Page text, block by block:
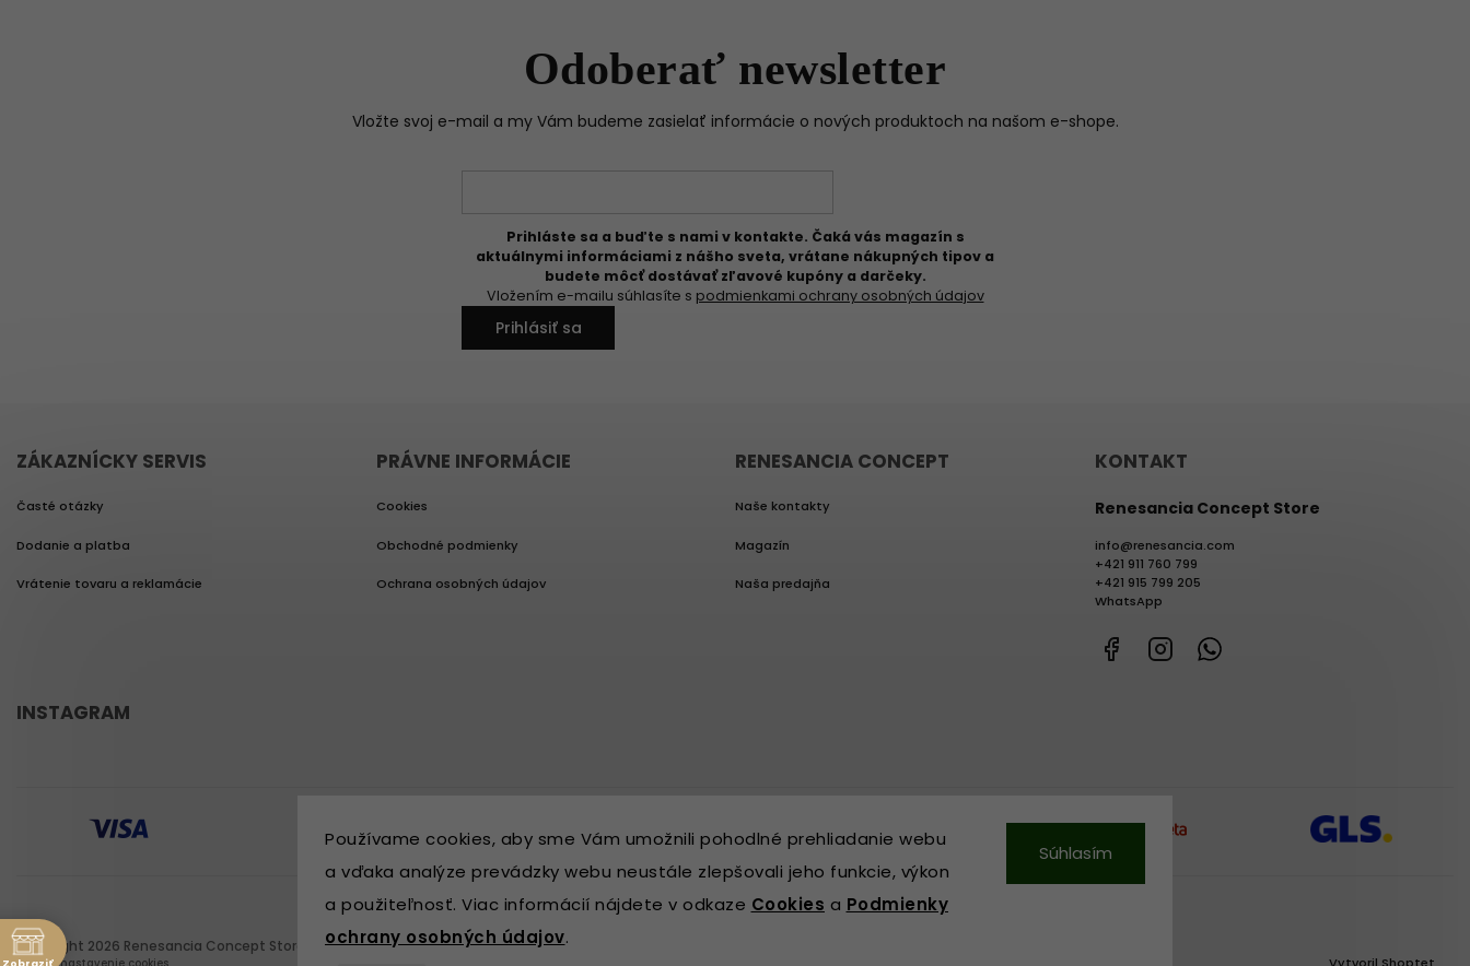
Používame cookies, aby sme Vám umožnili pohodlné prehliadanie webu
a vďaka analýze prevádzky webu neustále zlepšovali jeho funkcie, výkon
a použiteľnosť. Viac informácií nájdete v odkaze Cookies a Podmienky
ochrany osobných údajov.
Súhlasím
Odoberať newsletter
Vložte svoj e-mail a my Vám budeme zasielať informácie o nových produktoch na našom e-shope.
Prihláste sa a buďte s nami v kontakte. Čaká vás magazín s
aktuálnymi informáciami z nášho sveta, vrátane nákupných tipov a
budete môcť dostávať zľavové kupóny a darčeky.
Vložením e-mailu súhlasíte s podmienkami ochrany osobných údajov
Prihlásiť sa
ZÁKAZNÍCKY SERVIS
Časté otázky
Dodanie a platba
Vrátenie tovaru a reklamácie
PRÁVNE INFORMÁCIE
Cookies
Obchodné podmienky
Ochrana osobných údajov
RENESANCIA CONCEPT
Naše kontakty
Magazín
Naša predajňa
KONTAKT
Renesancia Concept Store
info@renesancia.com
+421 911 760 799
+421 915 799 205
WhatsApp
FacebookInstagram
INSTAGRAM
Copyright 2026 Renesancia Concept Store . Všetky práva vyhradené.